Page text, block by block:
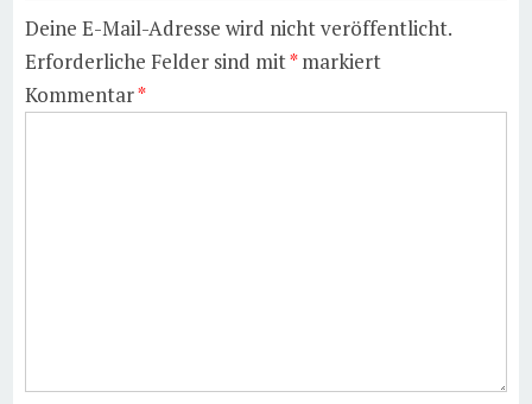
Deine E-Mail-Adresse wird nicht veröffentlicht.
Erforderliche Felder sind mit*markiert
Kommentar*